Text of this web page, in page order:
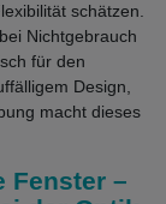
schätzen.
Nichtgebrauch
für den
Design,
macht dieses
Fenster –